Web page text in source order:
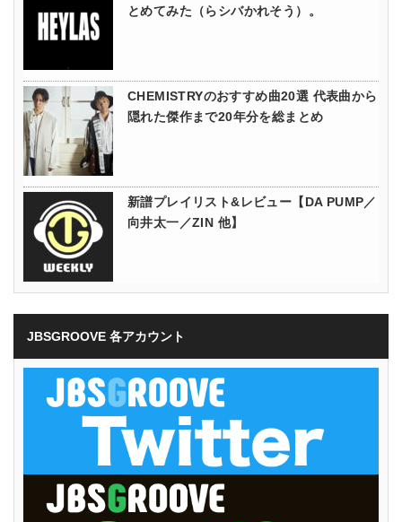
とめてみた（らシバかれそう）。
CHEMISTRYのおすすめ曲20選 代表曲から
隠れた傑作まで20年分を総まとめ
新譜プレイリスト&レビュー【DA PUMP／
向井太一／ZIN 他】
JBSGROOVE 各アカウント